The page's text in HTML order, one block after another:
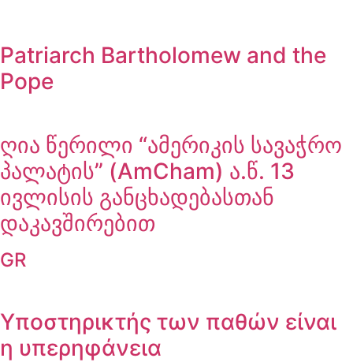
Patriarch Bartholomew and the
Pope
ღია წერილი “ამერიკის სავაჭრო
პალატის” (AmCham) ა.წ. 13
ივლისის განცხადებასთან
დაკავშირებით
GR
Υποστηρικτής των παθών είναι
η υπερηφάνεια